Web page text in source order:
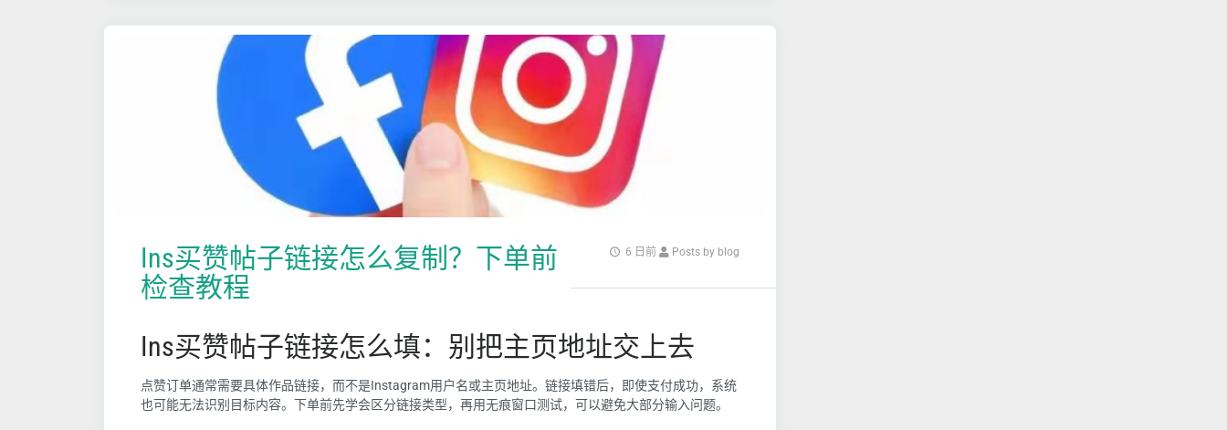
6 日前 Posts by blog
Ins买赞帖子链接怎么复制？下单前
检查教程
Ins买赞帖子链接怎么填：别把主页地址交上去
点赞订单通常需要具体作品链接，而不是Instagram用户名或主页地址。链接填错后，即使支付成功，系统
也可能无法识别目标内容。下单前先学会区分链接类型，再用无痕窗口测试，可以避免大部分输入问题。